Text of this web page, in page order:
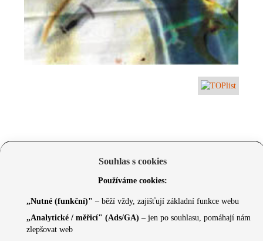
Souhlas s cookies
Používáme cookies:
„Nutné (funkční)" – běží vždy, zajišťují základní funkce webu
„Analytické / měřicí" (Ads/GA) – jen po souhlasu, pomáhají nám
zlepšovat web